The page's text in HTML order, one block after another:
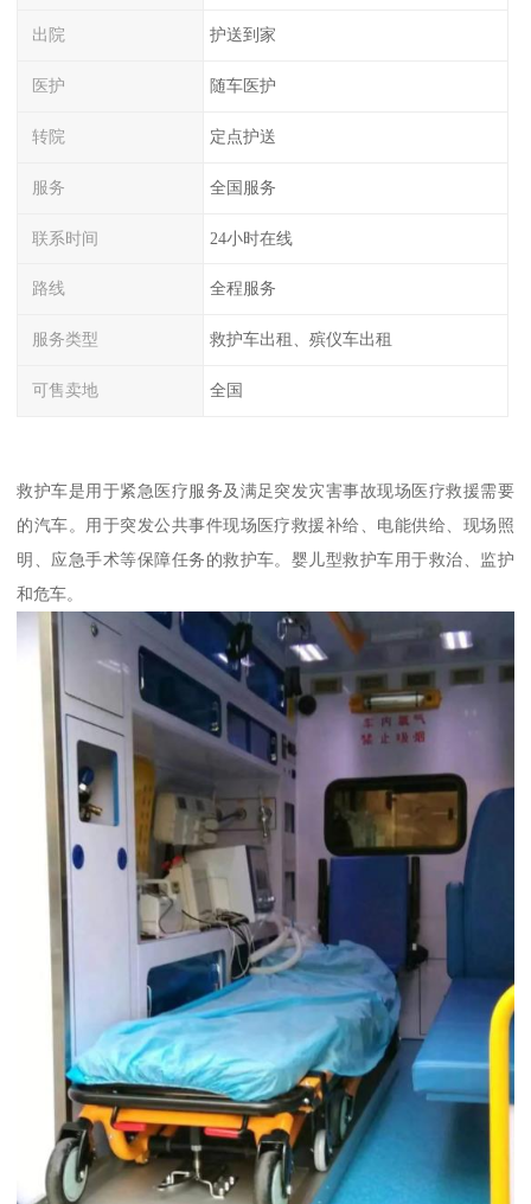
出院 护送到家
医护 随车医护
转院 定点护送
服务 全国服务
联系时间 24小时在线
路线 全程服务
服务类型 救护车出租、殡仪车出租
可售卖地 全国
救护车是用于紧急医疗服务及满足突发灾害事故现场医疗救援需要
的汽车。用于突发公共事件现场医疗救援补给、电能供给、现场照
明、应急手术等保障任务的救护车。婴儿型救护车用于救治、监护
和危车。